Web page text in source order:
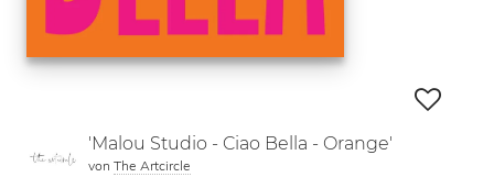
'Malou Studio - Ciao Bella - Orange'
von The Artcircle